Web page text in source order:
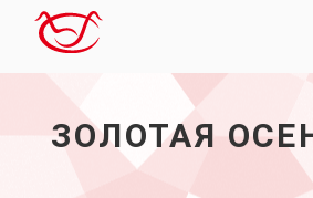
начало
ЗОЛОТАЯ